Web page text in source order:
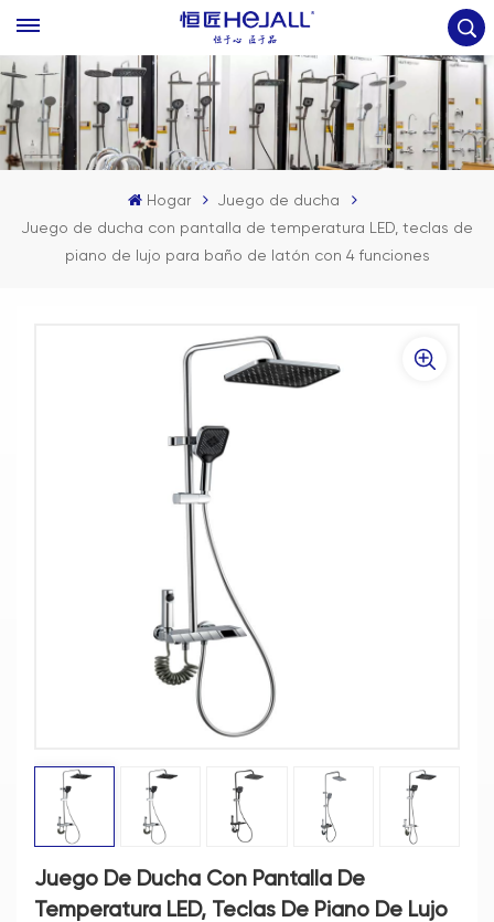
Hogar
Juego de ducha
Juego de ducha con pantalla de temperatura LED, teclas de
piano de lujo para baño de latón con 4 funciones
Juego De Ducha Con Pantalla De
Temperatura LED, Teclas De Piano De Lujo